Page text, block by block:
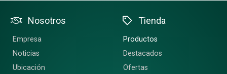
Nosotros
Empresa
Noticias
Ubicación
Tienda
Productos
Destacados
Ofertas